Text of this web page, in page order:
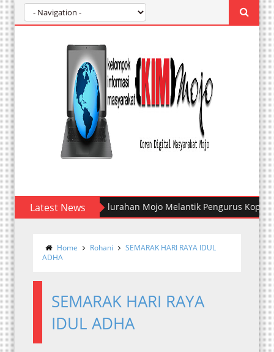
Latest NewsKelurahan Mojo Melantik Pengurus Koperasi
Home Rohani
SEMARAK HARI RAYA IDUL
ADHA
SEMARAK HARI RAYA
IDUL ADHA